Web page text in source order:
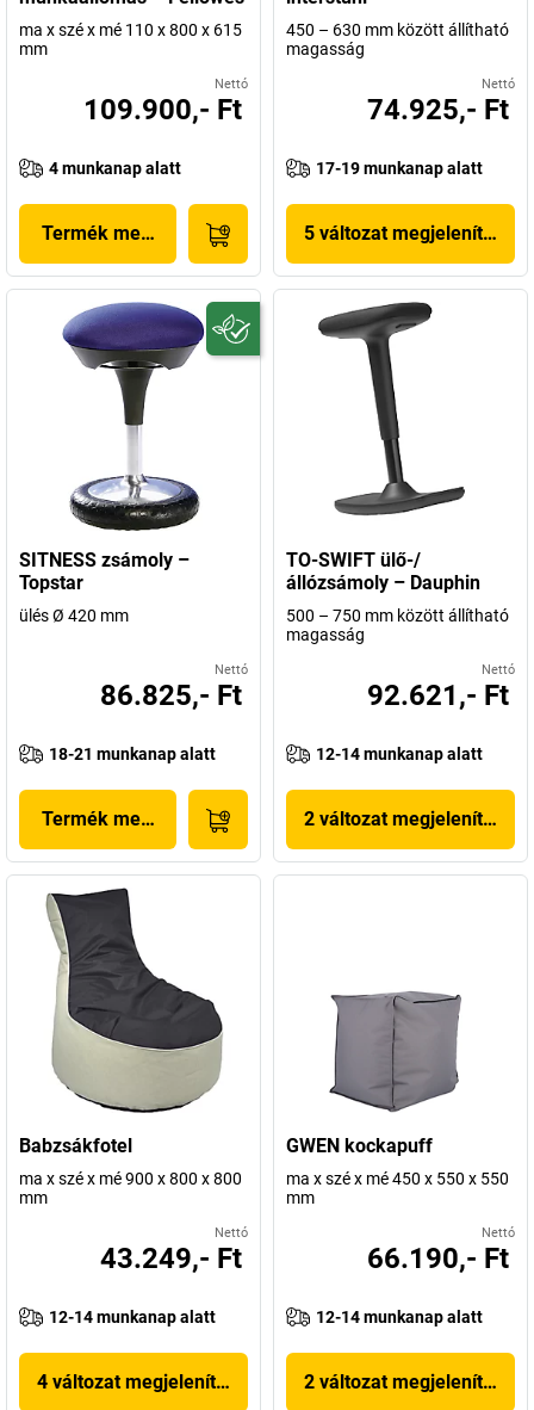
ma x szé x mé 110 x 800 x 615
mm
Nettó
109.900,- Ft
4 munkanap alatt
Termék megjelenítése
450 – 630 mm között állítható
magasság
Nettó
74.925,- Ft
17-19 munkanap alatt
5 változat megjelenítése
SITNESS zsámoly –
Topstar
ülés Ø 420 mm
Nettó
86.825,- Ft
18-21 munkanap alatt
Termék megjelenítése
TO-SWIFT ülő-/
állózsámoly – Dauphin
500 – 750 mm között állítható
magasság
Nettó
92.621,- Ft
12-14 munkanap alatt
2 változat megjelenítése
Babzsákfotel
ma x szé x mé 900 x 800 x 800
mm
Nettó
43.249,- Ft
12-14 munkanap alatt
4 változat megjelenítése
GWEN kockapuff
ma x szé x mé 450 x 550 x 550
mm
Nettó
66.190,- Ft
12-14 munkanap alatt
2 változat megjelenítése